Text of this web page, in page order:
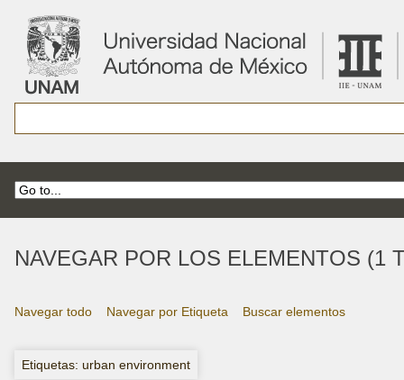
NAVEGAR POR LOS ELEMENTOS (1
Navegar todo Navegar por Etiqueta Buscar elementos
Etiquetas: urban environment